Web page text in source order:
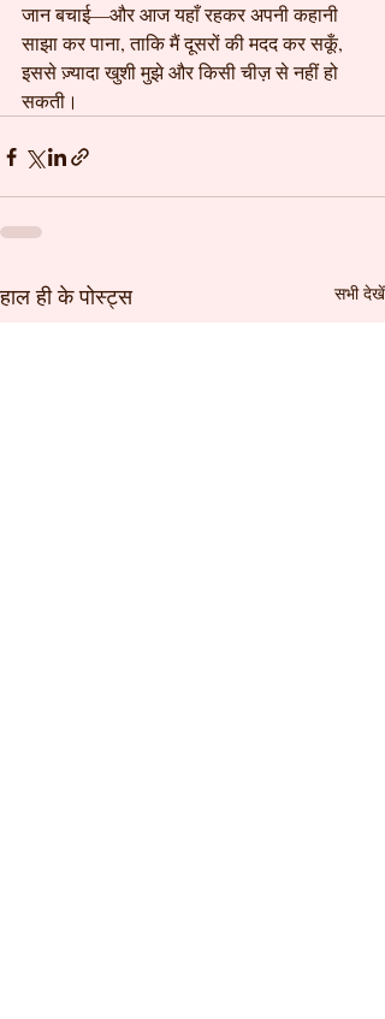
जान बचाई—और आज यहाँ रहकर अपनी कहानी
साझा कर पाना, ताकि मैं दूसरों की मदद कर सकूँ,
इससे ज़्यादा खुशी मुझे और किसी चीज़ से नहीं हो
सकती।
हाल ही के पोस्ट्स सभी देखें